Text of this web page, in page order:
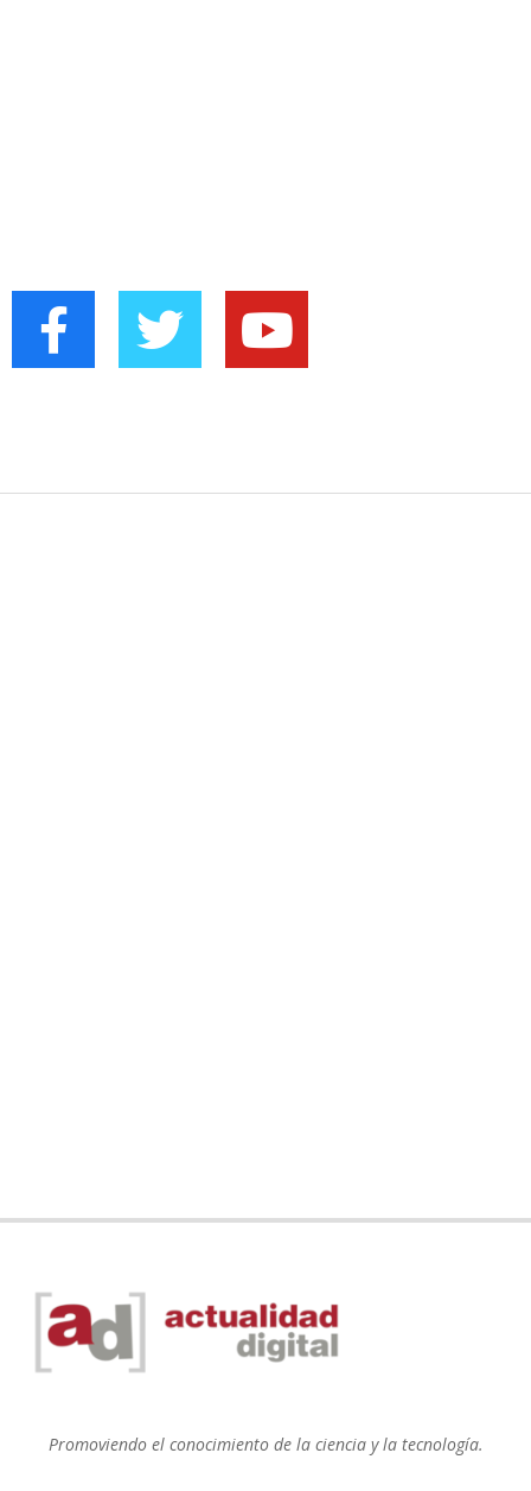
Promoviendo el conocimiento de la ciencia y la tecnología.